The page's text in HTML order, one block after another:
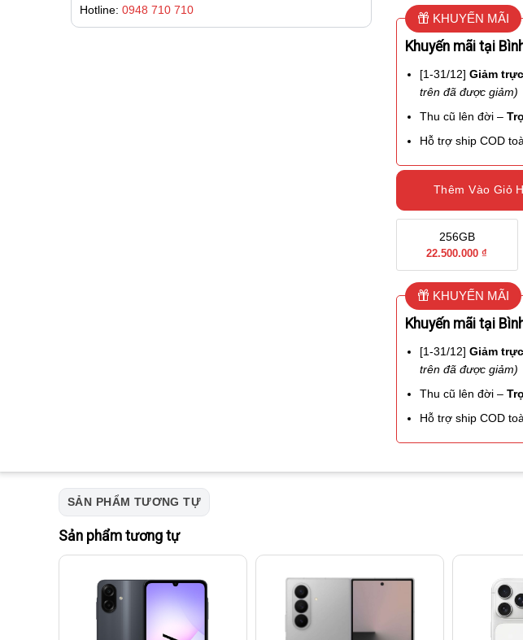
Hotline: 0948 710 710
KHUYẾN MÃI
Khuyến mãi tại
[1-31/12]Giảm
trên đã được giảm)
Thu cũ lên đời –
Hỗ trợ ship COD
Thêm Vào Giỏ
256GB
22.500.000 ₫
KHUYẾN MÃI
Khuyến mãi tại
[1-31/12]Giảm
trên đã được giảm)
Thu cũ lên đời –
Hỗ trợ ship COD
SẢN PHẨM TƯƠNG TỰ
Sản phẩm tương tự